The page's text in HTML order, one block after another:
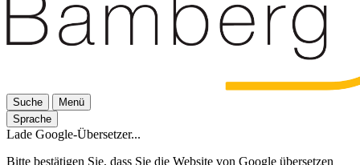
Suche
Menü
Sprache
Lade Google-Übersetzer...
Bitte bestätigen Sie, dass Sie die Website von Google übersetzen